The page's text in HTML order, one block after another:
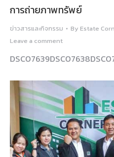
การถ่ายภาพทรัพย์
ข่าวสารและกิจกรรม By Estate
Leave a comment